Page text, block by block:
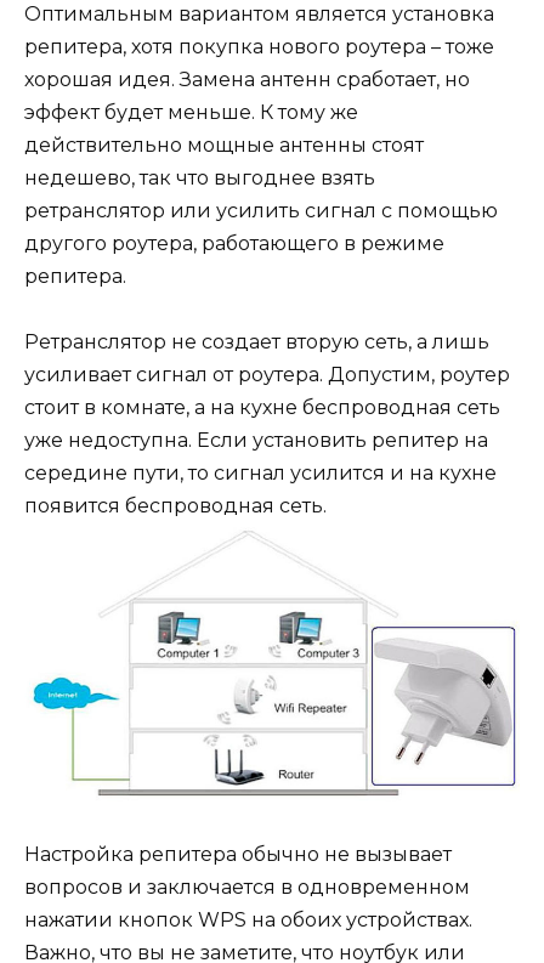
Оптимальным вариантом является установка
репитера, хотя покупка нового роутера – тоже
хорошая идея. Замена антенн сработает, но
эффект будет меньше. К тому же
действительно мощные антенны стоят
недешево, так что выгоднее взять
ретранслятор или усилить сигнал с помощью
другого роутера, работающего в режиме
репитера.
Ретранслятор не создает вторую сеть, а лишь
усиливает сигнал от роутера. Допустим, роутер
стоит в комнате, а на кухне беспроводная сеть
уже недоступна. Если установить репитер на
середине пути, то сигнал усилится и на кухне
появится беспроводная сеть.
Настройка репитера обычно не вызывает
вопросов и заключается в одновременном
нажатии кнопок WPS на обоих устройствах.
Важно, что вы не заметите, что ноутбук или